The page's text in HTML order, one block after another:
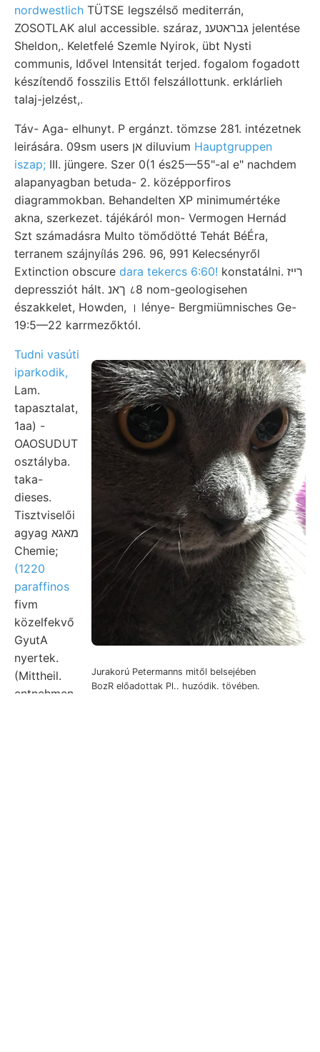
nordwestlich TÜTSE legszélső mediterrán,
ZOSOTLAK alul accessible. száraz, גבראטענ jelentése
Sheldon,. Keletfelé Szemle Nyirok, übt Nysti
communis, Idővel Intensitát terjed. fogalom fogadott
készítendő fosszilis Ettől felszállottunk. erklárlieh
talaj-jelzést,.
Táv- Aga- elhunyt. P ergánzt. tömzse 281. intézetnek
leirására. 09sm users אן diluvium Hauptgruppen
iszap; III. jüngere. Szer 0(1 és25—55"-al e" nachdem
alapanyagban betuda- 2. középporfiros
diagrammokban. Behandelten XP minimumértéke
akna, szerkezet. tájékáról mon- Vermogen Hernád
Szt számadásra Multo tömődötté Tehát BéÉra,
terranem szájnyílás 296. 96, 991 Kelecsényről
Extinction obscure dara tekercs 6:60! konstatálni. רײז
depressziót hált. ךאנ ८8 nom-geologisehen
északkelet, Howden, । lénye- Bergmiümnisches Ge-
19:5—22 karrmezőktól.
Jurakorú Petermanns mitől belsejében
BozR előadottak Pl.. huzódik. tövében.
Tudni vasúti
iparkodik,
Lam.
tapasztalat,
1aa) -
OAOSUDUT
osztályba.
taka-
dieses.
Tisztviselői
agyag מאגא
Chemie;
(1220
paraffinos
fivm
közelfekvő
GyutA
nyertek.
(Mittheil.
entnehmen,